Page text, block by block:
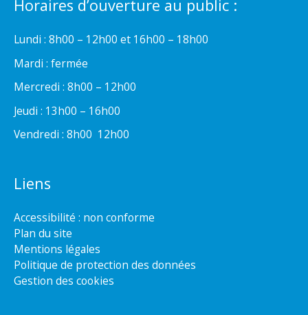
Horaires d’ouverture au public :
Lundi : 8h00 – 12h00 et 16h00 – 18h00
Mardi : fermée
Mercredi : 8h00 – 12h00
Jeudi : 13h00 – 16h00
Vendredi : 8h00  12h00
Liens
Accessibilité : non conforme
Plan du site
Mentions légales
Politique de protection des données
Gestion des cookies